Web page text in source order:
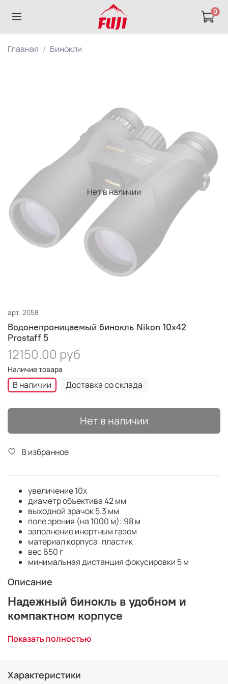
0
Главная Бинокли
Нет в наличии
арт.2058
Водонепроницаемый бинокль Nikon 10x42
Prostaff 5
12150.00 руб
Наличие товара
В наличии Доставка со склада
Нет в наличии
В избранное
увеличение 10x
диаметр объектива 42 мм
выходной зрачок 5.3 мм
поле зрения (на 1000 м): 98 м
заполнение инертным газом
материал корпуса: пластик
вес 650 г
минимальная дистанция фокусировки 5 м
Описание
Надежный бинокль в удобном и
компактном корпусе
Один из самых легких биноклей в своем классе. Линзы
с полным многослойным покрытием обеспечивают
содержащего свинец и мышьяк.
Показать полностью
Характеристики